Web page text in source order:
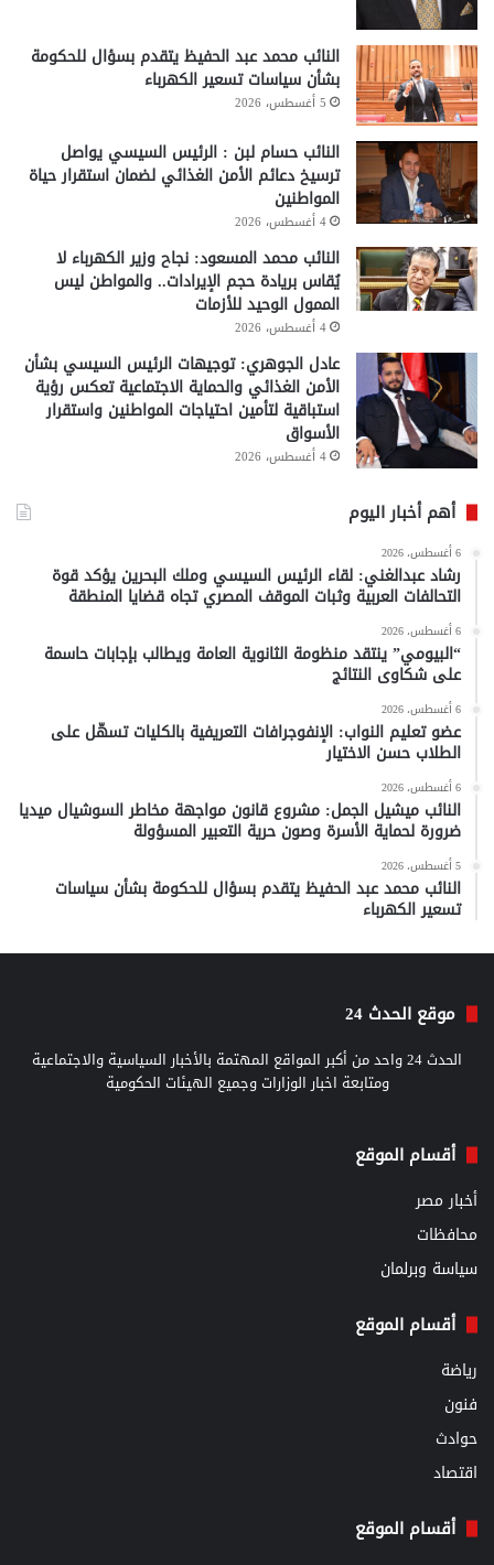
النائب محمد عبد الحفيظ يتقدم بسؤال للحكومة
بشأن سياسات تسعير الكهرباء
5 أغسطس، 2026
النائب حسام لبن : الرئيس السيسي يواصل
ترسيخ دعائم الأمن الغذائي لضمان استقرار حياة
المواطنين
4 أغسطس، 2026
النائب محمد المسعود: نجاح وزير الكهرباء لا
يُقاس بريادة حجم الإيرادات.. والمواطن ليس
الممول الوحيد للأزمات
4 أغسطس، 2026
عادل الجوهري: توجيهات الرئيس السيسي بشأن
الأمن الغذائي والحماية الاجتماعية تعكس رؤية
استباقية لتأمين احتياجات المواطنين واستقرار
الأسواق
4 أغسطس، 2026
أهم أخبار اليوم
6 أغسطس، 2026
رشاد عبدالغني: لقاء الرئيس السيسي وملك البحرين يؤكد قوة
التحالفات العربية وثبات الموقف المصري تجاه قضايا المنطقة
6 أغسطس، 2026
“البيومي” ينتقد منظومة الثانوية العامة ويطالب بإجابات حاسمة
على شكاوى النتائج
6 أغسطس، 2026
عضو تعليم النواب: الإنفوجرافات التعريفية بالكليات تسهّل على
الطلاب حسن الاختيار
6 أغسطس، 2026
النائب ميشيل الجمل: مشروع قانون مواجهة مخاطر السوشيال ميديا
ضرورة لحماية الأسرة وصون حرية التعبير المسؤولة
5 أغسطس، 2026
النائب محمد عبد الحفيظ يتقدم بسؤال للحكومة بشأن سياسات
تسعير الكهرباء
موقع الحدث 24
الحدث 24 واحد من أكبر المواقع المهتمة بالأخبار السياسية والاجتماعية
ومتابعة اخبار الوزارات وجميع الهيئات الحكومية
أقسام الموقع
أخبار مصر
محافظات
سياسة وبرلمان
أقسام الموقع
رياضة
فنون
حوادث
اقتصاد
أقسام الموقع